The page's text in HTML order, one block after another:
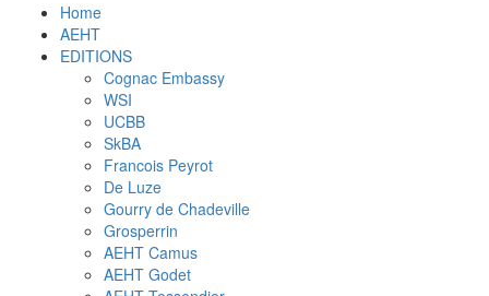
Home
AEHT
EDITIONS
Cognac Embassy
WSI
UCBB
SkBA
Francois Peyrot
De Luze
Gourry de Chadeville
Grosperrin
AEHT Camus
AEHT Godet